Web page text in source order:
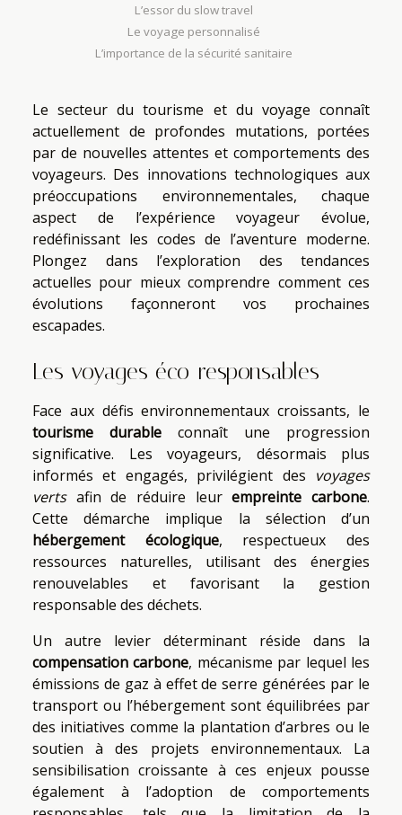
L’essor du slow travel
Le voyage personnalisé
L’importance de la sécurité sanitaire
Le secteur du tourisme et du voyage connaît
actuellement de profondes mutations, portées
par de nouvelles attentes et comportements des
voyageurs. Des innovations technologiques aux
préoccupations environnementales, chaque
aspect de l’expérience voyageur évolue,
redéfinissant les codes de l’aventure moderne.
Plongez dans l’exploration des tendances
actuelles pour mieux comprendre comment ces
évolutions façonneront vos prochaines
escapades.
Les voyages éco-responsables
Face aux défis environnementaux croissants, le
tourisme durable connaît une progression
significative. Les voyageurs, désormais plus
informés et engagés, privilégient des voyages
vertsafin de réduire leurempreinte carbone.
Cette démarche implique la sélection d’un
hébergement écologique, respectueux des
ressources naturelles, utilisant des énergies
renouvelables et favorisant la gestion
responsable des déchets.
Un autre levier déterminant réside dans la
compensation carbone, mécanisme par lequel les
émissions de gaz à effet de serre générées par le
transport ou l’hébergement sont équilibrées par
des initiatives comme la plantation d’arbres ou le
soutien à des projets environnementaux. La
sensibilisation croissante à ces enjeux pousse
également à l’adoption de comportements